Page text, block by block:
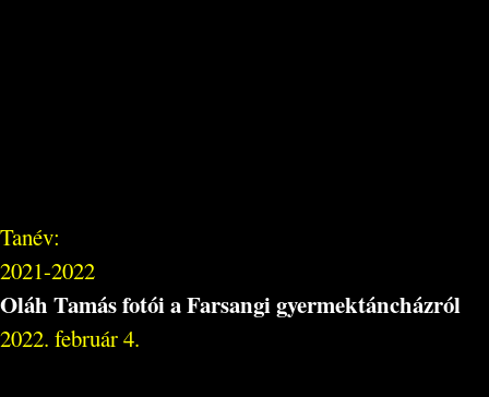
Tanév:
2021-2022
Oláh Tamás fotói a Farsangi gyermektáncházról
2022. február 4.